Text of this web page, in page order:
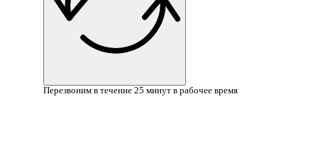
Перезвоним в течение 25 минут в рабочее время